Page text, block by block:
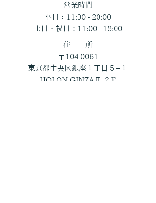
営業時間
平日：11:00 - 20:00
土日・祝日：11:00 - 18:00
住 所
〒104-0061
東京都中央区銀座１丁目５−１
HOLON GINZAⅡ ２F